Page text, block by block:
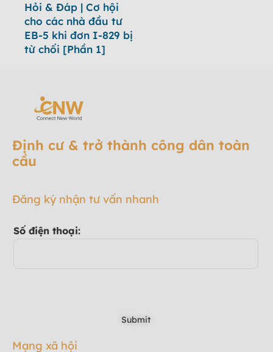
Hỏi & Đáp | Cơ hội
cho các nhà đầu tư
EB-5 khi đơn I-829 bị
từ chối [Phần 1]
Định cư & trở thành công dân toàn
cầu
Đăng ký nhận tư vấn nhanh
Số điện thoại:
Mạng xã hội